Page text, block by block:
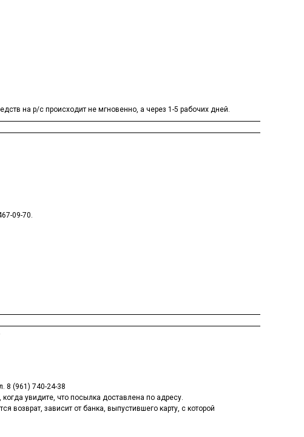
на р/с происходит не мгновенно, а через 1-5 рабочих дней.
09-70.
8 (961) 740-24-38
увидите, что посылка доставлена по адресу.
возврат, зависит от банка, выпустившего карту, с которой